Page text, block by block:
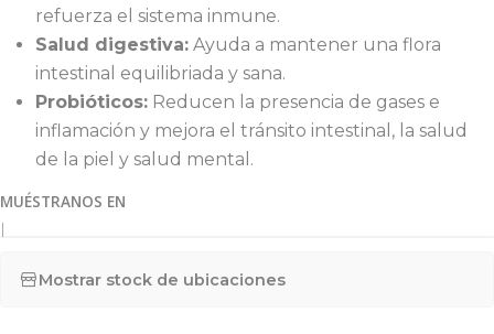
refuerza el sistema inmune.
Salud digestiva: Ayuda a mantener una flora
intestinal equilibriada y sana.
Probióticos: Reducen la presencia de gases e
inflamación y mejora el tránsito intestinal, la salud
de la piel y salud mental.
MUÉSTRANOS EN
|
Mostrar stock de ubicaciones